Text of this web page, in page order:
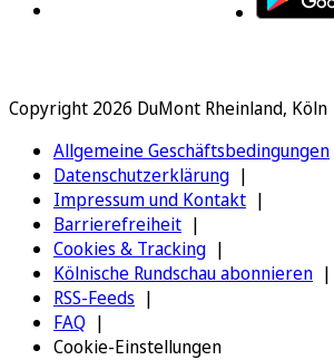
Copyright 2026 DuMont Rheinland, Köln
Allgemeine Geschäftsbedingungen
Datenschutzerklärung
Impressum und Kontakt
Barrierefreiheit
Cookies & Tracking
Kölnische Rundschau abonnieren
RSS-Feeds
FAQ
Cookie-Einstellungen